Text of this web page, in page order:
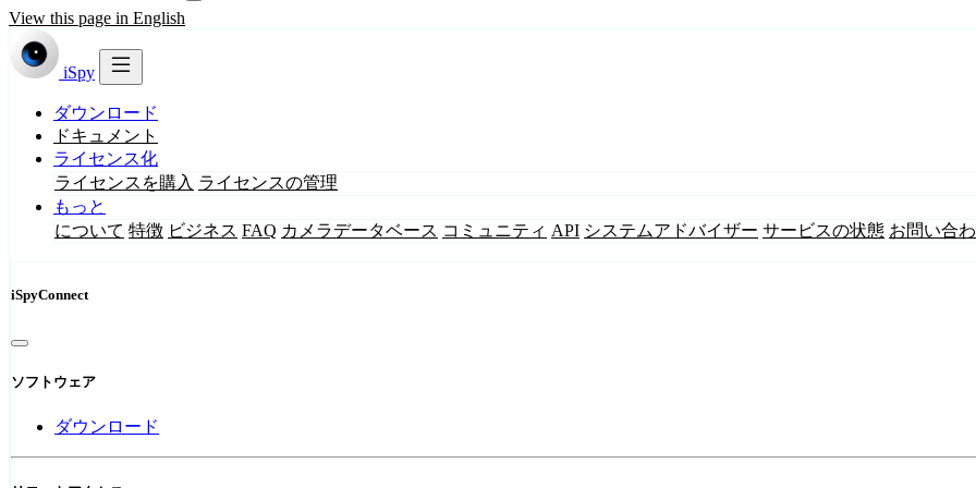
View this page in English
iSpy
ダウンロード
ドキュメント
ライセンス化
ライセンスを購入 ライセンスの管理
もっと
について 特徴 ビジネス FAQ カメラデータベース コミュニティ API システムアドバイザー サービスの状態 お問い合
iSpyConnect
ソフトウェア
ダウンロード